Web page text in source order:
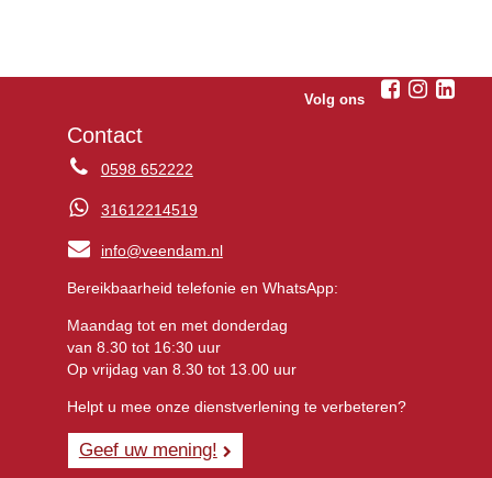
Volg ons
Contact
0598 652222
31612214519
info@veendam.nl
Bereikbaarheid telefonie en WhatsApp:
Maandag tot en met donderdag
van 8.30 tot 16:30 uur
Op vrijdag van 8.30 tot 13.00 uur
Helpt u mee onze dienstverlening te verbeteren?
Geef uw mening!